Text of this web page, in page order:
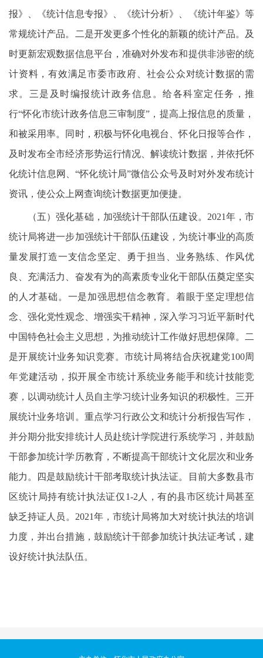
报》、《统计信息专报》、《统计分析》、《统计年鉴》等
常规统计产品。二是开发更多个性化的新颖的统计产品。及
时更新宏观数据信息平台，准确对外发布和提供非涉密的统
计资料，有效满足市委市政府、社会公众对统计数据的需
求。三是及时编报统计政务信息。给各科室定任务，推
行“怀化市统计政务信息三审制度”，提高上报信息的质量，
和被采用率。同时，积极与怀化电视台、怀化日报等合作，
及时发布全市经济形势运行情况、解读统计数据，并依托怀
化统计信息网、“怀化统计局”微信公众号及时对外发布统计
资讯，使公众上网查询统计数据更加便捷。
（五）强化基础，加强统计干部队伍建设。2021年，市
统计局将进一步加强统计干部队伍建设，为统计事业的高质
量发展打造一支信念坚定、勇于担当、业务熟练、作风优
良、充满活力、奋发有为的高素质专业化干部队伍奠定坚实
的人才基础。一是加强思想信念教育。着眼于坚定理想信
念、强化党性观念、增强实干精神，深入学习习近平新时代
中国特色社会主义思想，为推动统计工作做好思想保障。二
是开展统计业务知识竞赛。市统计局将结合庆祝建党100周
年党建活动，拟开展全市统计系统业务能手和统计技能竞
赛，以调动统计人员自主学习统计业务知识的积极性。三开
展统计业务培训。重点学习行政公文和统计分析报告写作，
并分期分批安排统计人员赴统计学院进行系统学习，并鼓励
干部参加统计学历教育，不断提高干部统计文化层次和业务
能力。四是鼓励统计干部考取统计执法证。目前大多数县市
区统计局持有统计执法证仅1-2人，有的县市区统计局甚至
缺乏持证人员。2021年，市统计局将加大对统计执法的培训
力度，并出台措施，鼓励统计干部参加统计执法证考试，建
设好统计执法队伍。